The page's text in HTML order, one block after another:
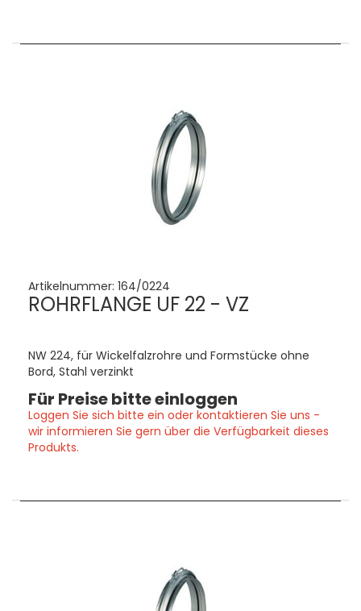
Artikelnummer: 164/0224
ROHRFLANGE UF 22 - VZ
NW 224, für Wickelfalzrohre und Formstücke ohne
Bord, Stahl verzinkt
Für Preise bitte einloggen
Loggen Sie sich bitte ein oder kontaktieren Sie uns -
wir informieren Sie gern über die Verfügbarkeit dieses
Produkts.